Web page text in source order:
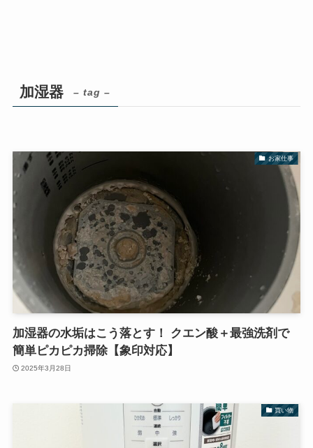
加湿器 – tag –
お家仕事
加湿器の水垢はこう落とす！ クエン酸＋最強洗剤で
簡単ピカピカ掃除【象印対応】
2025年3月28日
買い物